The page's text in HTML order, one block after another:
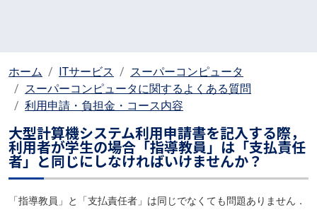
ホーム ITサービス
スーパーコンピュータ
スーパーコンピュータに関するよくある質問
利用申請・負担金・コース内容
大型計算機システム利用申請書を記入する際，
利用者が学生の場合「指導教員」は「支払責任
者」と同じにしなければいけませんか？
「指導教員」と「支払責任者」は同じでなくても問題ありません．